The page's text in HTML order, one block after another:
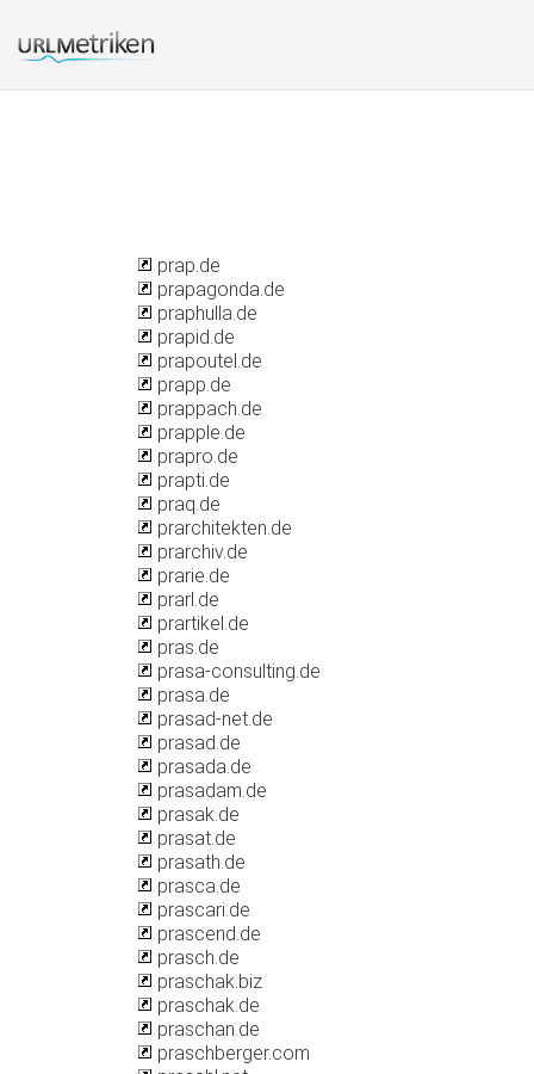
prap.de
prapagonda.de
praphulla.de
prapid.de
prapoutel.de
prapp.de
prappach.de
prapple.de
prapro.de
prapti.de
praq.de
prarchitekten.de
prarchiv.de
prarie.de
prarl.de
prartikel.de
pras.de
prasa-consulting.de
prasa.de
prasad-net.de
prasad.de
prasada.de
prasadam.de
prasak.de
prasat.de
prasath.de
prasca.de
prascari.de
prascend.de
prasch.de
praschak.biz
praschak.de
praschan.de
praschberger.com